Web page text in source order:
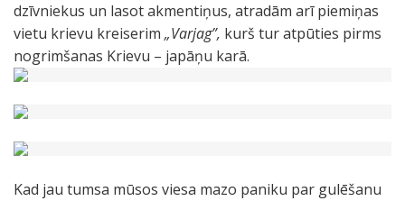
dzīvniekus un lasot akmentiņus, atradām arī piemiņas
vietu krievu kreiserim „Varjag”, kurš tur atpūties pirms
nogrimšanas Krievu – japāņu karā.
Kad jau tumsa mūsos viesa mazo paniku par gulēšanu